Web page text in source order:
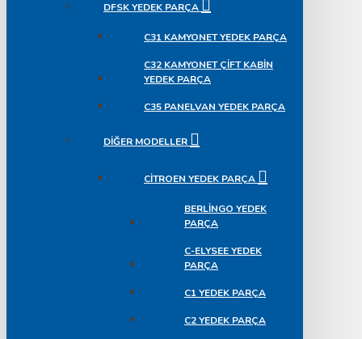
DFSK YEDEK PARÇA
C31 KAMYONET YEDEK PARÇA
C32 KAMYONET ÇIFT KABIN
YEDEK PARÇA
C35 PANELVAN YEDEK PARÇA
DIĞER MODELLER
CITROEN YEDEK PARÇA
BERLINGO YEDEK
PARÇA
C-ELYSEE YEDEK
PARÇA
C1 YEDEK PARÇA
C2 YEDEK PARÇA